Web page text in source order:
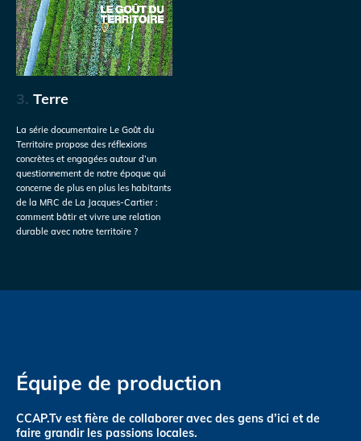
3. Terre
La série documentaire Le Goût du
Territoire propose des réflexions
concrètes et engagées autour d’un
questionnement de notre époque qui
concerne de plus en plus les habitants
de la MRC de La Jacques-Cartier :
comment bâtir et vivre une relation
durable avec notre territoire ?
Équipe de production
CCAP.Tv est fière de collaborer avec des gens d’ici et de
faire grandir les passions locales.